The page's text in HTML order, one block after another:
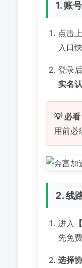
1. 账
点击
入口
登录
实名
💡 必看
用前必
2. 线
进入
先免
选择